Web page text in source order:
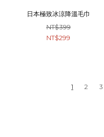
日本極致冰涼降溫毛巾
NT$399
NT$299
1 2 3